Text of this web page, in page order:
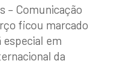
– Comunicação
ficou marcado
especial em
da